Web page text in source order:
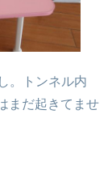
。トンネル内
まだ起きてませ